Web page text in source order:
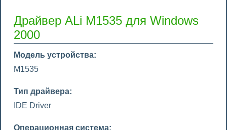
Драйвер ALi M1535 для Windows
2000
Модель устройства:
M1535
Тип драйвера:
IDE Driver
Операционная система: